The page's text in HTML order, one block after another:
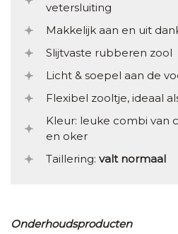
vetersluiting
Makkelijk aan en uit
Slijtvaste rubberen zool
Licht & soepel aan de
Flexibel zooltje, ideaal
Kleur: leuke combi van
en oker
Taillering: valt normaal
Onderhoudsproducten